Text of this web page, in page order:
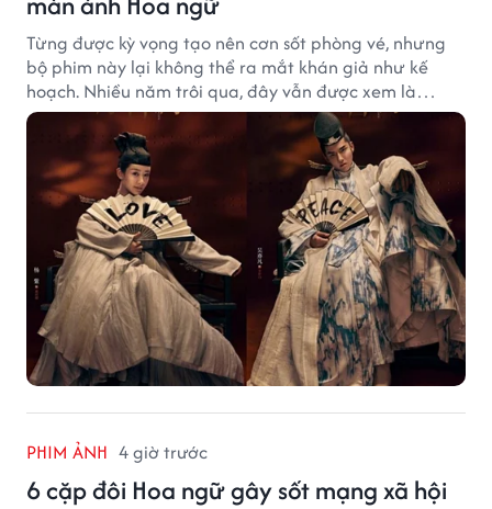
Từng được kỳ vọng tạo nên cơn sốt phòng vé, nhưng
bộ phim này lại không thể ra mắt khán giả như kế
hoạch. Nhiều năm trôi qua, đây vẫn được xem là
trường hợp đáng tiếc bậc nhất của màn ảnh Hoa ngữ.
PHIM ẢNH 4 giờ trước
6 cặp đôi Hoa ngữ gây sốt mạng xã hội